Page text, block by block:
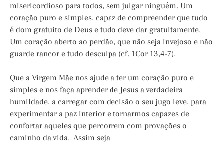
misericordioso para todos, sem julgar ninguém. Um
coração puro e simples, capaz de compreender que tudo
é dom gratuito de Deus e tudo deve dar gratuitamente.
Um coração aberto ao perdão, que não seja invejoso e não
guarde rancor e tudo desculpa (cf. 1Cor 13,4-7).
Que a Virgem Mãe nos ajude a ter um coração puro e
simples e nos faça aprender de Jesus a verdadeira
humildade, a carregar com decisão o seu jugo leve, para
experimentar a paz interior e tornarmos capazes de
confortar aqueles que percorrem com provações o
caminho da vida. Assim seja.